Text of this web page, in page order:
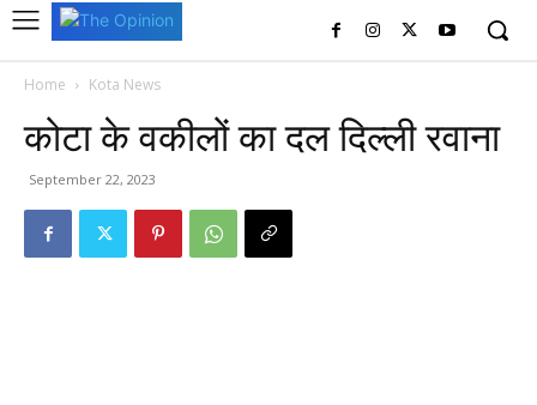
Home Kota News
कोटा के वकीलों का दल दिल्ली रवाना
September 22, 2023